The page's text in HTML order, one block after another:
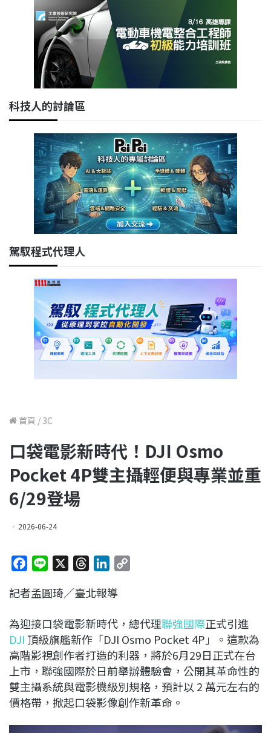
科技人的討論區
駕馭程式代理人